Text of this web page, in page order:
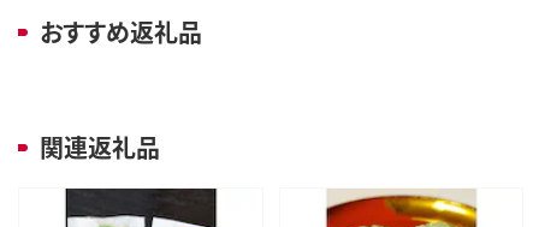
おすすめ返礼品
関連返礼品